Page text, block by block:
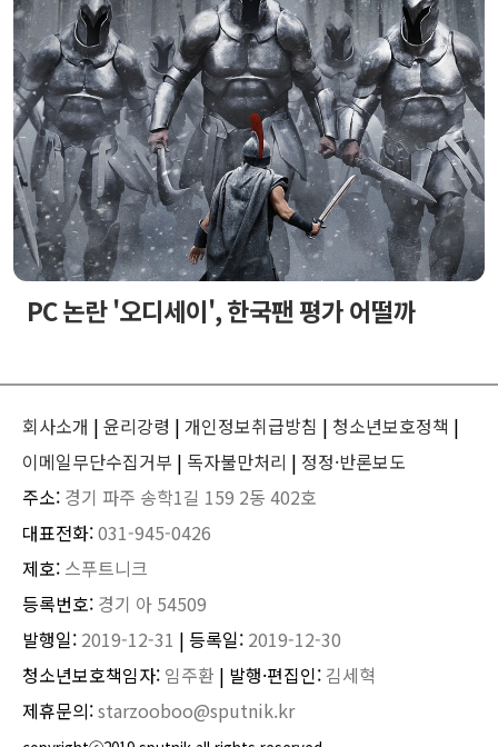
PC 논란 '오디세이', 한국팬 평가 어떨까
회사소개 | 윤리강령 | 개인정보취급방침 | 청소년보호정책 |
이메일무단수집거부 | 독자불만처리 | 정정·반론보도
주소: 경기 파주 송학1길 159 2동 402호
대표전화:031-945-0426
제호: 스푸트니크
등록번호: 경기 아 54509
발행일: 2019-12-31 | 등록일: 2019-12-30
청소년보호책임자: 임주환 | 발행·편집인: 김세혁
제휴문의:starzooboo@sputnik.kr